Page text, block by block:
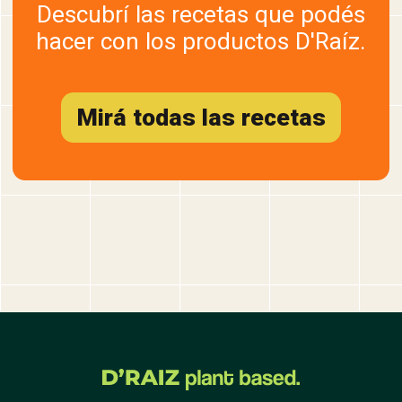
Descubrí las recetas que podés
hacer con los productos D'Raíz.
Mirá todas las recetas